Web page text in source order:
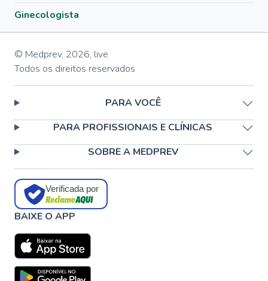
Ginecologista
© Medprev, 2026, live
Todos os direitos reservados
PARA VOCÊ
PARA PROFISSIONAIS E CLÍNICAS
SOBRE A MEDPREV
Verificada por
BAIXE O APP